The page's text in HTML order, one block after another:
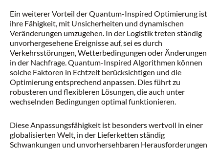
Ein weiterer Vorteil der Quantum-Inspired Optimierung ist
ihre Fähigkeit, mit Unsicherheiten und dynamischen
Veränderungen umzugehen. In der Logistik treten ständig
unvorhergesehene Ereignisse auf, sei es durch
Verkehrsstörungen, Wetterbedingungen oder Änderungen
in der Nachfrage. Quantum-Inspired Algorithmen können
solche Faktoren in Echtzeit berücksichtigen und die
Optimierung entsprechend anpassen. Dies führt zu
robusteren und flexibleren Lösungen, die auch unter
wechselnden Bedingungen optimal funktionieren.
Diese Anpassungsfähigkeit ist besonders wertvoll in einer
globalisierten Welt, in der Lieferketten ständig
Schwankungen und unvorhersehbaren Herausforderungen